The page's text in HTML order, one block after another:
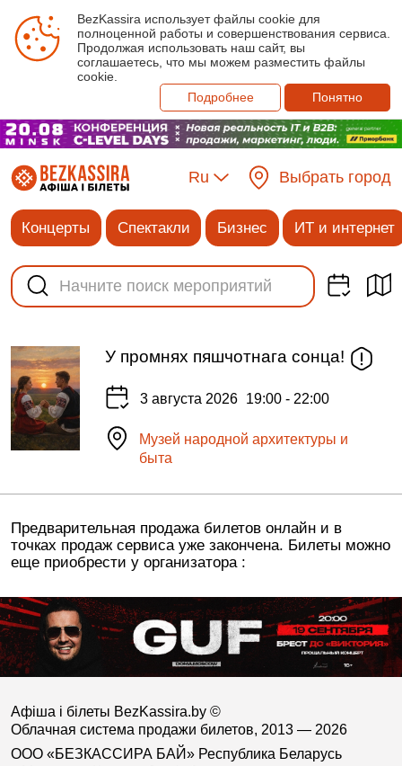
BezKassira использует файлы cookie для
полноценной работы и совершенствования сервиса.
Продолжая использовать наш сайт, вы
соглашаетесь, что мы можем разместить файлы
cookie.
Подробнее
Понятно
Ru Выбрать город
Концерты Спектакли Бизнес ИТ и интернет
У промнях пяшчотнага сонца!
3 августа 2026 19:00 - 22:00
Музей народной архитектуры и
быта
Предварительная продажа билетов онлайн и в
точках продаж сервиса уже закончена. Билеты можно
еще приобрести у организатора :
Афіша і білеты BezKassira.by ©
Облачная система продажи билетов, 2013 — 2026
ООО «БЕЗКАССИРА БАЙ» Республика Беларусь